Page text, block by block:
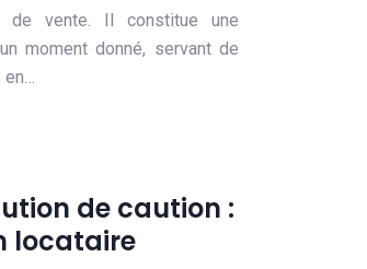
de vente. Il constitue une
moment donné, servant de
en…
de caution :
locataire